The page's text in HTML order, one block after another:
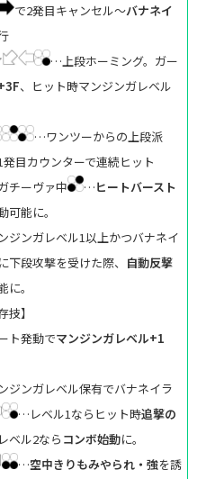
で2発目キャンセル～バナネイ
…上段ホーミング。ガー
、ヒット時マンジンガレベル
…ワンツーからの上段派
発目カウンターで連続ヒット
チーヴァ中
…ヒートバースト
可能に。
ジンガレベル1以上かつバナネイ
下段攻撃を受けた際、 自動反撃
に。
技】
ト発動でマンジンガレベル+1
ジンガレベル保有でバナネイラ
…レベル1ならヒット時追撃の
ベル2なら コンボ始動に。
…空中きりもみやられ・強を誘